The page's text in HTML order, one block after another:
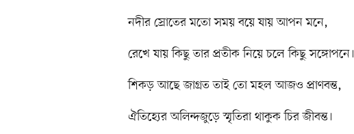
নদীর স্রোতের মতো সময় বয়ে যায় আপন মনে,
রেখে যায় কিছু তার প্রতীক নিয়ে চলে কিছু সঙ্গোপনে।
শিকড় আছে জাগ্রত তাই তো মহল আজও প্রাণবন্ত,
ঐতিহ্যের অলিন্দজুড়ে স্মৃতিরা থাকুক চির জীবন্ত।